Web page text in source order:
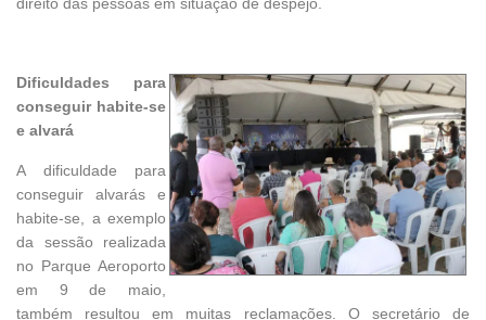
direito das pessoas em situação de despejo.
Dificuldades para
conseguir habite-se
e alvará
A dificuldade para
conseguir alvarás e
habite-se, a exemplo
da sessão realizada
no Parque Aeroporto
em 9 de maio,
também resultou em muitas reclamações. O secretário de